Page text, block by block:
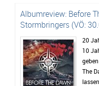
Albumreview: Before
Stormbringers (VÖ:
20
10
The